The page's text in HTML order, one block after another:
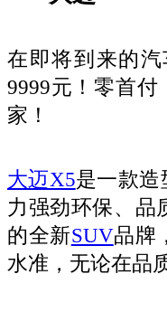
在即将到来的
9999元！零首付
家！
大迈X5是一款造
力强劲环保、品
的全新SUV品牌
水准，无论在品